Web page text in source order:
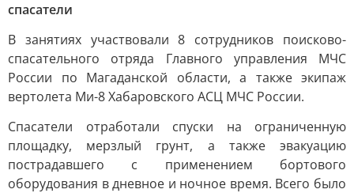
спасатели
В занятиях участвовали 8 сотрудников поисково-
спасательного отряда Главного управления МЧС
России по Магаданской области, а также экипаж
вертолета Ми-8 Хабаровского АСЦ МЧС России.
Спасатели отработали спуски на ограниченную
площадку, мерзлый грунт, а также эвакуацию
пострадавшего с применением бортового
оборудования в дневное и ночное время. Всего было